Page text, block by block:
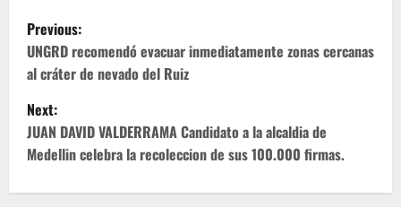
P
o
s
t
n
Previous:
UNGRD recomendó evacuar inmediatamente zonas cercanas
al cráter de nevado del Ruiz
Next:
JUAN DAVID VALDERRAMA Candidato a la alcaldia de
Medellin celebra la recoleccion de sus 100.000 firmas.